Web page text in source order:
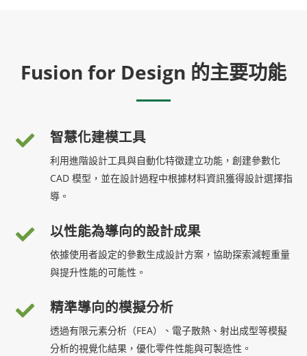
Fusion for Design 的主要功能
智慧化建模工具
利用進階設計工具與自動化特徵建立功能，創建參數化
CAD 模型，並在設計過程中根據材料資訊獲得設計選擇指
導。
以性能為導向的設計成果
依據使用者設定的參數生成設計方案，協助探索減輕重量
與提升性能的可能性。
精準導向的模擬分析
透過有限元素分析（FEA）、電子散熱、射出成型等模擬
分析的視覺化結果，優化零件性能與可製造性。